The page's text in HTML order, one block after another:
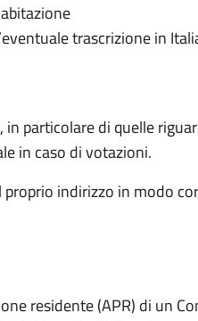
trascrizione in
particolare di quelle
in caso di votazioni.
indirizzo in modo
residente (APR) di un